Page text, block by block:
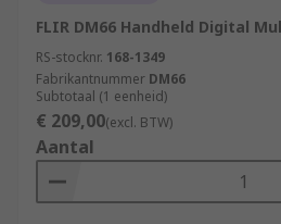
FLIR DM66 Handheld Digital
RS-stocknr. 168-1349
Fabrikantnummer DM66
Subtotaal (1 eenheid)
€ 209,00(excl. BTW)
Aantal